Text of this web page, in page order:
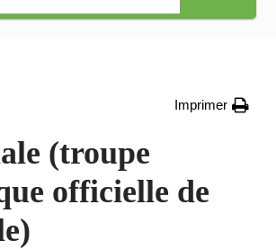
Imprimer
(troupe
officielle de